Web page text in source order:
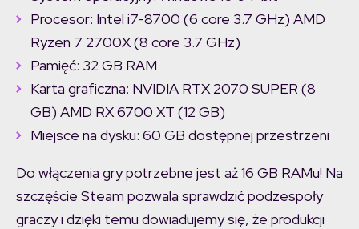
Procesor: Intel i7-8700 (6 core 3.7 GHz) AMD
Ryzen 7 2700X (8 core 3.7 GHz)
Pamięć: 32 GB RAM
Karta graficzna: NVIDIA RTX 2070 SUPER (8
GB) AMD RX 6700 XT (12 GB)
Miejsce na dysku: 60 GB dostępnej przestrzeni
Do włączenia gry potrzebne jest aż 16 GB RAMu! Na
szczęście Steam pozwala sprawdzić podzespoły
graczy i dzięki temu dowiadujemy się, że produkcji